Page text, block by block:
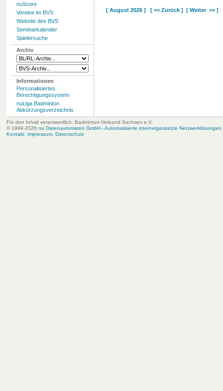
nuScore
Vereine im BVS
Website des BVS
Seminarkalender
Spielersuche
Archiv
Informationen
Personalisiertes
Berechtigungssystem
nuLiga Badminton
Abkürzungsverzeichnis
[ August 2026 ] [ << Zurück ] [ Weiter >> ]
Für den Inhalt verantwortlich: Badminton-Verband Sachsen e.V.
© 1999-2026 nu Datenautomaten GmbH - Automatisierte internetgestützte Netzwerklösungen
Kontakt, Impressum, Datenschutz